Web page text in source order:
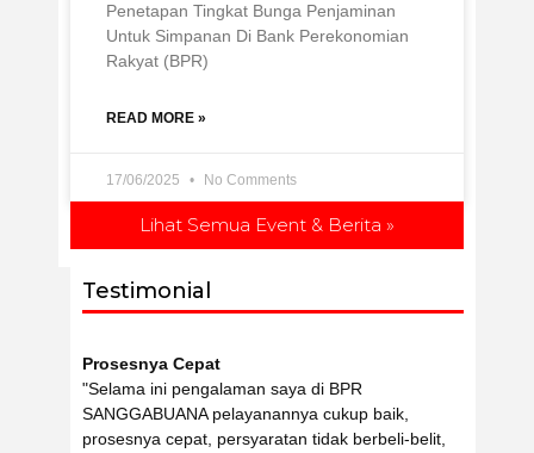
Penetapan Tingkat Bunga Penjaminan
Untuk Simpanan Di Bank Perekonomian
Rakyat (BPR)
READ MORE »
17/06/2025 No Comments
Lihat Semua Event & Berita »
Testimonial
Prosesnya Cepat
"Selama ini pengalaman saya di BPR
SANGGABUANA pelayanannya cukup baik,
prosesnya cepat, persyaratan tidak berbeli-belit,